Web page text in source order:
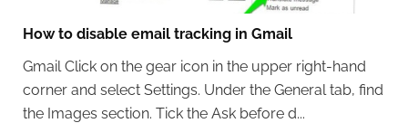
How to disable email tracking in Gmail
Gmail Click on the gear icon in the upper right-hand
corner and select Settings. Under the General tab, find
the Images section. Tick the Ask before d...